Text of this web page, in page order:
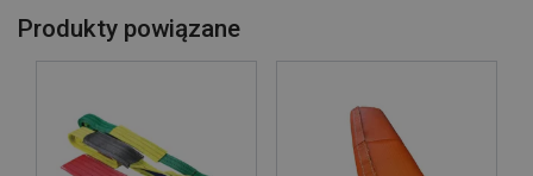
Produkty powiązane